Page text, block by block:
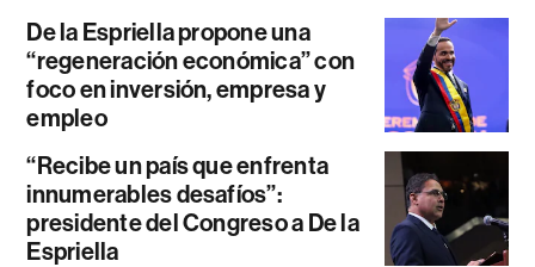
De la Espriella propone una
“regeneración económica” con
foco en inversión, empresa y
empleo
“Recibe un país que enfrenta
innumerables desafíos”:
presidente del Congreso a De la
Espriella